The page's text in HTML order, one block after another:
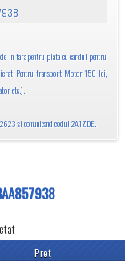
in tara pentru plata cu cardul pentru
Pentru transport Motor 150 lei,
etc.).
si comunicand codul 2A1ZDE.
Preţ